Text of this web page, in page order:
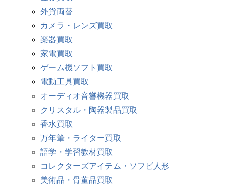
外貨両替
カメラ・レンズ買取
楽器買取
家電買取
ゲーム機ソフト買取
電動工具買取
オーディオ音響機器買取
クリスタル・陶器製品買取
香水買取
万年筆・ライター買取
語学・学習教材買取
コレクターズアイテム・ソフビ人形
美術品・骨董品買取